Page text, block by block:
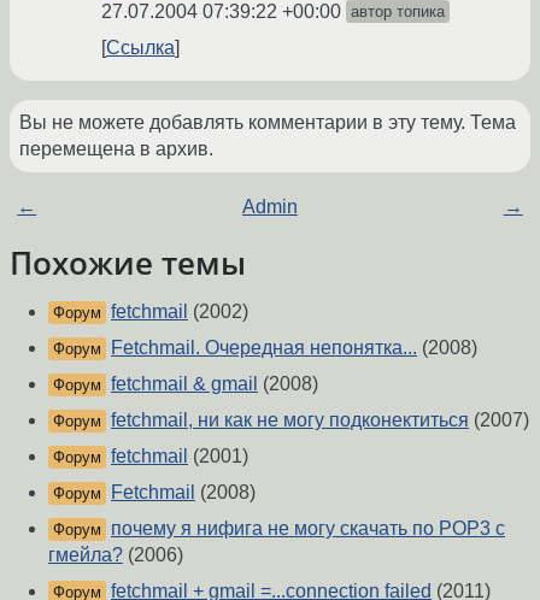
27.07.2004 07:39:22 +00:00 автор топика
Ссылка
Вы не можете добавлять комментарии в эту тему. Тема
перемещена в архив.
← Admin →
Похожие темы
Форум fetchmail (2002)
Форум Fetchmail. Очередная непонятка... (2008)
Форум fetchmail & gmail (2008)
Форум fetchmail, ни как не могу подконектиться (2007)
Форум fetchmail (2001)
Форум Fetchmail (2008)
Форум
почему я нифига не могу скачать по POP3 с
гмейла? (2006)
Форум fetchmail + gmail =...connection failed (2011)